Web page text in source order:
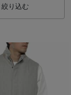
絞り込む